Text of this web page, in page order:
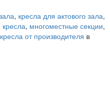
, кресла для актового зала,
, многоместные секции,
от производителя в